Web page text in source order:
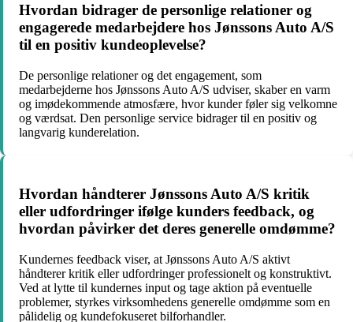
Hvordan bidrager de personlige relationer og
engagerede medarbejdere hos Jønssons Auto A/S
til en positiv kundeoplevelse?
De personlige relationer og det engagement, som
medarbejderne hos Jønssons Auto A/S udviser, skaber en varm
og imødekommende atmosfære, hvor kunder føler sig velkomne
og værdsat. Den personlige service bidrager til en positiv og
langvarig kunderelation.
Hvordan håndterer Jønssons Auto A/S kritik
eller udfordringer ifølge kunders feedback, og
hvordan påvirker det deres generelle omdømme?
Kundernes feedback viser, at Jønssons Auto A/S aktivt
håndterer kritik eller udfordringer professionelt og konstruktivt.
Ved at lytte til kundernes input og tage aktion på eventuelle
problemer, styrkes virksomhedens generelle omdømme som en
pålidelig og kundefokuseret bilforhandler.